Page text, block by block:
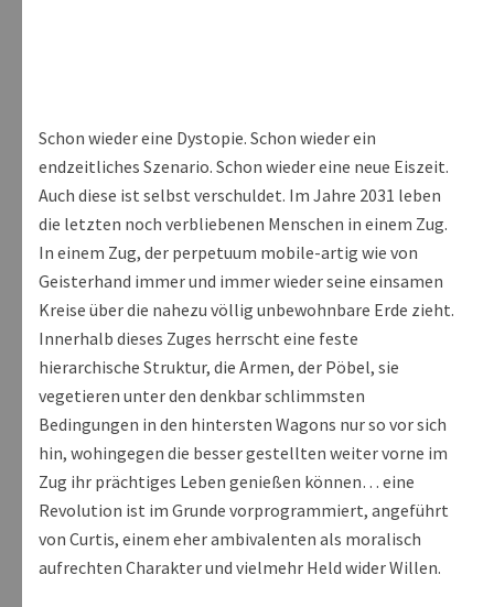
Schon wieder eine Dystopie. Schon wieder ein
endzeitliches Szenario. Schon wieder eine neue Eiszeit.
Auch diese ist selbst verschuldet. Im Jahre 2031 leben
die letzten noch verbliebenen Menschen in einem Zug.
In einem Zug, der perpetuum mobile-artig wie von
Geisterhand immer und immer wieder seine einsamen
Kreise über die nahezu völlig unbewohnbare Erde zieht.
Innerhalb dieses Zuges herrscht eine feste
hierarchische Struktur, die Armen, der Pöbel, sie
vegetieren unter den denkbar schlimmsten
Bedingungen in den hintersten Wagons nur so vor sich
hin, wohingegen die besser gestellten weiter vorne im
Zug ihr prächtiges Leben genießen können… eine
Revolution ist im Grunde vorprogrammiert, angeführt
von Curtis, einem eher ambivalenten als moralisch
aufrechten Charakter und vielmehr Held wider Willen.